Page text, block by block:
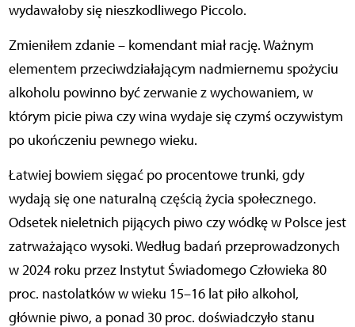
wydawałoby się nieszkodliwego Piccolo.
Zmieniłem zdanie – komendant miał rację. Ważnym
elementem przeciwdziałającym nadmiernemu spożyciu
alkoholu powinno być zerwanie z wychowaniem, w
którym picie piwa czy wina wydaje się czymś oczywistym
po ukończeniu pewnego wieku.
Łatwiej bowiem sięgać po procentowe trunki, gdy
wydają się one naturalną częścią życia społecznego.
Odsetek nieletnich pijących piwo czy wódkę w Polsce jest
zatrważająco wysoki. Według badań przeprowadzonych
w 2024 roku przez Instytut Świadomego Człowieka 80
proc. nastolatków w wieku 15–16 lat piło alkohol,
głównie piwo, a ponad 30 proc. doświadczyło stanu